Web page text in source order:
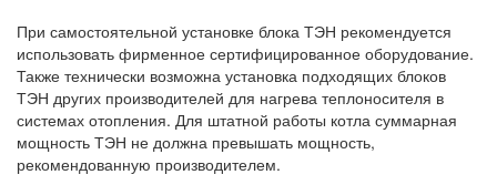
При самостоятельной установке блока ТЭН рекомендуется
использовать фирменное сертифицированное оборудование.
Также технически возможна установка подходящих блоков
ТЭН других производителей для нагрева теплоносителя в
системах отопления. Для штатной работы котла суммарная
мощность ТЭН не должна превышать мощность,
рекомендованную производителем.